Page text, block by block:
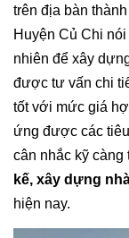
trên địa bàn
Huyện Củ Chi
nhiên để xây
được tư vấn chi
tốt với mức giá
ứng được các
cân nhắc kỹ càng
kế, xây dựng
hiện nay.